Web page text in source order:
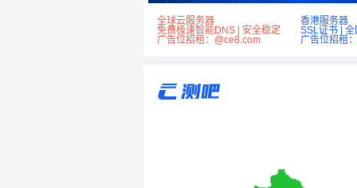
全球云服务器
香港服务器
免费极速智能DNS | 安全稳定
SSL证书 |
广告位招租：@ce8.com
广告位招租